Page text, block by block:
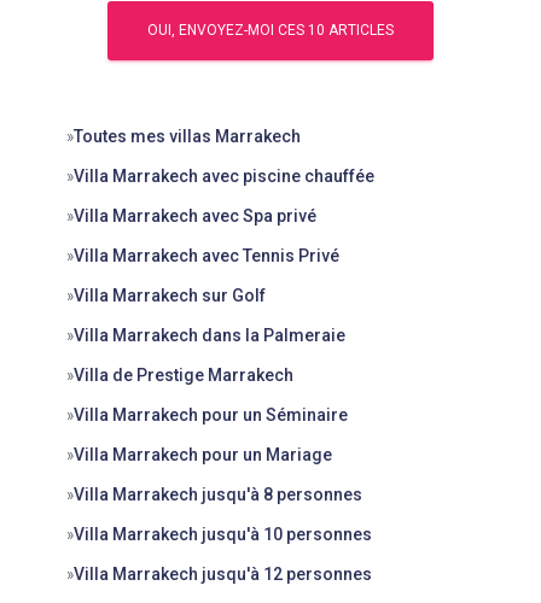
»Toutes mes villas Marrakech
»Villa Marrakech avec piscine chauffée
»Villa Marrakech avec Spa privé
»Villa Marrakech avec Tennis Privé
»Villa Marrakech sur Golf
»Villa Marrakech dans la Palmeraie
»Villa de Prestige Marrakech
»Villa Marrakech pour un Séminaire
»Villa Marrakech pour un Mariage
»Villa Marrakech jusqu'à 8 personnes
»Villa Marrakech jusqu'à 10 personnes
»Villa Marrakech jusqu'à 12 personnes